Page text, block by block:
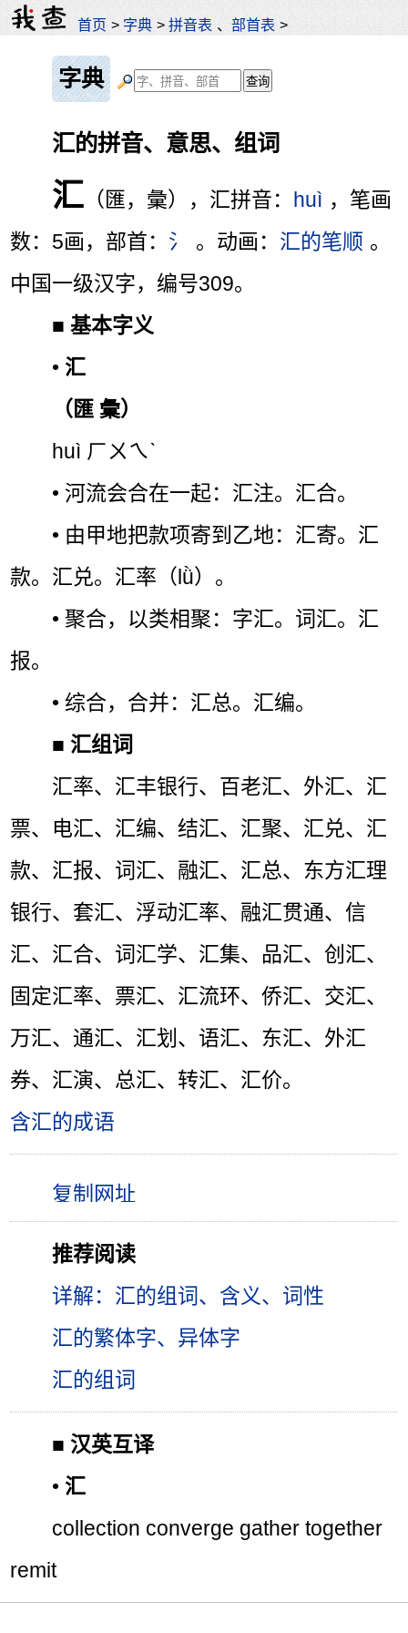
首页 > 字典 >拼音表 、部首表 >
字典
汇的拼音、意思、组词
汇 （匯，彙），汇拼音： huì ，笔画
数：5画，部首： 氵 。动画： 汇的笔顺 。
中国一级汉字，编号309。
■基本字义
• 汇
（匯 彙）
huì ㄏㄨㄟˋ
• 河流会合在一起：汇注。汇合。
• 由甲地把款项寄到乙地：汇寄。汇
款。汇兑。汇率（lǜ）。
• 聚合，以类相聚：字汇。词汇。汇
报。
• 综合，合并：汇总。汇编。
■ 汇组词
汇率、汇丰银行、百老汇、外汇、汇
票、电汇、汇编、结汇、汇聚、汇兑、汇
款、汇报、词汇、融汇、汇总、东方汇理
银行、套汇、浮动汇率、融汇贯通、信
汇、汇合、词汇学、汇集、品汇、创汇、
固定汇率、票汇、汇流环、侨汇、交汇、
万汇、通汇、汇划、语汇、东汇、外汇
券、汇演、总汇、转汇、汇价。
含汇的成语
推荐阅读
详解：汇的组词、含义、词性
汇的繁体字、异体字
汇的组词
■ 汉英互译
• 汇
collection converge gather together
remit